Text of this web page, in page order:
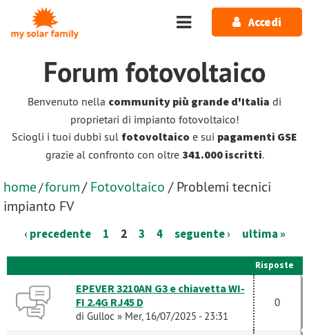
Salta al contenuto principale
Accedi
Forum fotovoltaico
Benvenuto nella community più grande d'Italia di
proprietari di impianto fotovoltaico!
Sciogli i tuoi dubbi sul fotovoltaico e sui pagamenti GSE
grazie al confronto con oltre 341.000 iscritti.
home/forum/ Fotovoltaico / Problemi tecnici
impianto FV
‹ precedente 1 2 3 4 seguente › ultima »
Risposte
EPEVER 3210AN G3 e chiavetta WI-
FI 2.4G RJ45 D
di Gulloc » Mer, 16/07/2025 - 23:31
0